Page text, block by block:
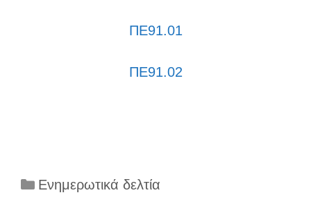
ΠΕ91.01
ΠΕ91.02
Κατηγορίες
Ενημερωτικά δελτία